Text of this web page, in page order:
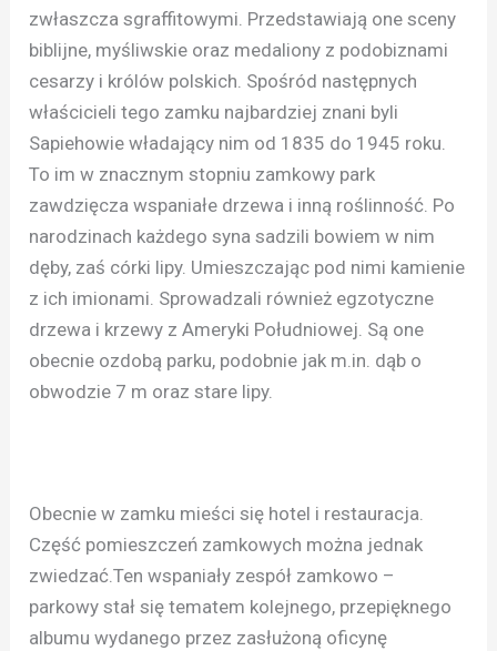
zwłaszcza sgraffitowymi. Przedstawiają one sceny
biblijne, myśliwskie oraz medaliony z podobiznami
cesarzy i królów polskich. Spośród następnych
właścicieli tego zamku najbardziej znani byli
Sapiehowie władający nim od 1835 do 1945 roku.
To im w znacznym stopniu zamkowy park
zawdzięcza wspaniałe drzewa i inną roślinność. Po
narodzinach każdego syna sadzili bowiem w nim
dęby, zaś córki lipy. Umieszczając pod nimi kamienie
z ich imionami. Sprowadzali również egzotyczne
drzewa i krzewy z Ameryki Południowej. Są one
obecnie ozdobą parku, podobnie jak m.in. dąb o
obwodzie 7 m oraz stare lipy.
Obecnie w zamku mieści się hotel i restauracja.
Część pomieszczeń zamkowych można jednak
zwiedzać.Ten wspaniały zespół zamkowo –
parkowy stał się tematem kolejnego, przepięknego
albumu wydanego przez zasłużoną oficynę